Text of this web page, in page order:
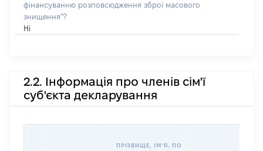
фінансуванню розповсюдження зброї масового
знищення"?
Ні
2.2. Інформація про членів сім'ї
суб'єкта декларування
ПРІЗВИЩЕ, ІМʼЯ, ПО